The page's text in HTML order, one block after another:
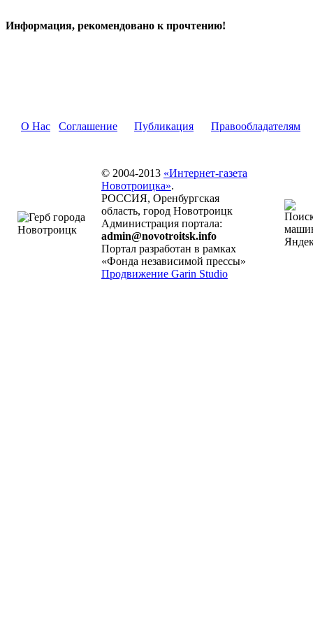
Информация, рекомендовано к прочтению!
О Нас Соглашение Публикация Правообладателям
© 2004-2013 «Интернет-газета
Новотроицка».
РОССИЯ, Оренбургская
область, город Новотроицк
Администрация портала:
admin@novotroitsk.info
Портал разработан в рамках
«Фонда независимой прессы»
Продвижение Garin Studio